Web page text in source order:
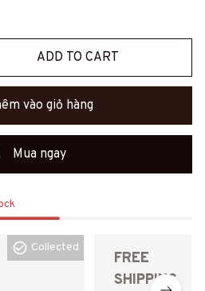
ADD TO CART
vào giỏ hàng
Mua ngay
Collected
FREE
SHIPPING